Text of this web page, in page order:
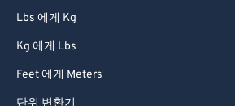
Lbs 에게 Kg
Kg 에게 Lbs
Feet 에게 Meters
단위 변환기